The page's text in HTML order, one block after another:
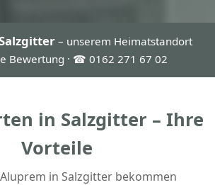
– unserem Heimatstandort
Bewertung · ☎ 0162 271 67 02
in Salzgitter – Ihre
Vorteile
in Salzgitter bekommen